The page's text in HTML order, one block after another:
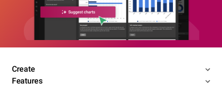
Create
Features